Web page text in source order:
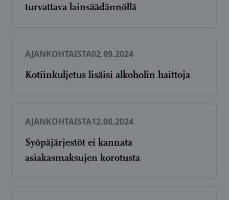
turvattava lainsäädännöllä
AJANKOHTAISTA02.09.2024
Kotiinkuljetus lisäisi alkoholin haittoja
AJANKOHTAISTA12.08.2024
Syöpäjärjestöt ei kannata
asiakasmaksujen korotusta